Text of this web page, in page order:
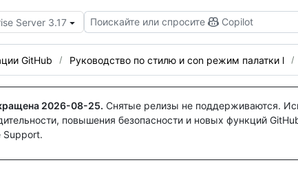
Server 3.17 Поискайте или спросите Copilot
GitHub Руководство по стилю и con режим палатки l
2026-08-25. Снятые релизы не поддерживаются.
повышения безопасности и новых функций
Support.